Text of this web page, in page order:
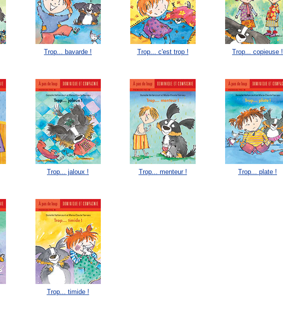
Trop... bavarde ! Trop... c'est trop ! Trop... copieuse !
Trop... jaloux ! Trop... menteur ! Trop... plate !
Trop... timide !